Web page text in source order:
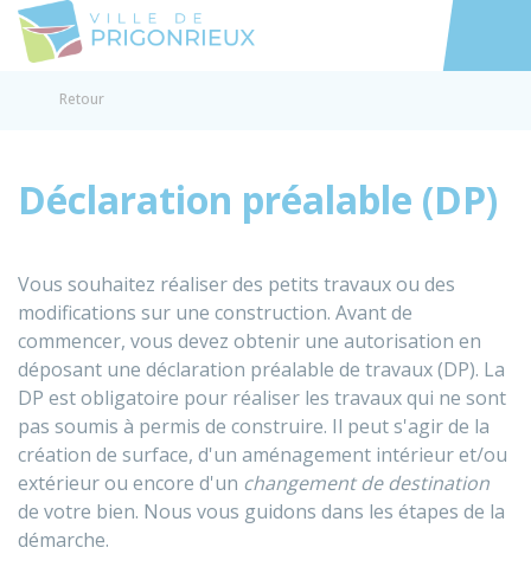
Accéder
Retour
Déclaration préalable (DP)
Vous souhaitez réaliser des petits travaux ou des
modifications sur une construction. Avant de
commencer, vous devez obtenir une autorisation en
déposant une déclaration préalable de travaux (DP). La
DP est obligatoire pour réaliser les travaux qui ne sont
pas soumis à permis de construire. Il peut s'agir de la
création de surface, d'un aménagement intérieur et/ou
extérieur ou encore d'un changement de destination
de votre bien. Nous vous guidons dans les étapes de la
démarche.